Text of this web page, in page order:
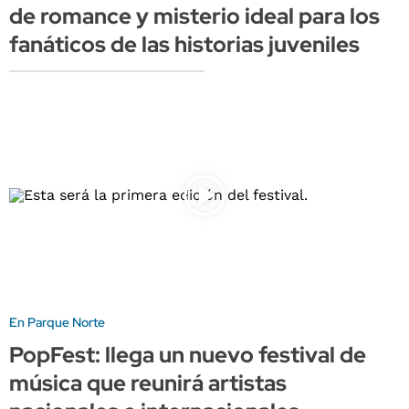
de romance y misterio ideal para los
fanáticos de las historias juveniles
En Parque Norte
PopFest: llega un nuevo festival de
música que reunirá artistas